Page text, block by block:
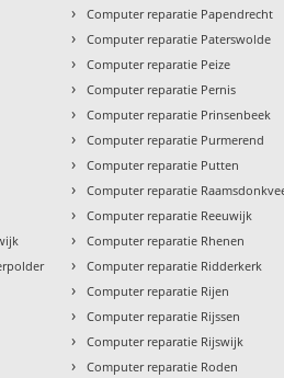
› Computer reparatie Papendrecht
› Computer reparatie Paterswolde
› Computer reparatie Peize
› Computer reparatie Pernis
› Computer reparatie Prinsenbeek
› Computer reparatie Purmerend
› Computer reparatie Putten
› Computer reparatie
› Computer reparatie Reeuwijk
› Computer reparatie Rhenen
› Computer reparatie Ridderkerk
› Computer reparatie Rijen
› Computer reparatie Rijssen
› Computer reparatie Rijswijk
› Computer reparatie Roden